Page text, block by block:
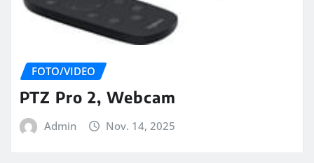
FOTO/VIDEO
PTZ Pro 2, Webcam
Admin Nov. 14, 2025